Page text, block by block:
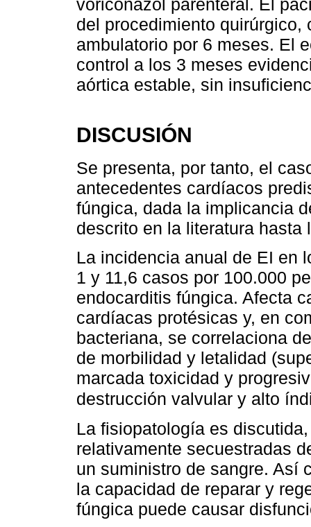
voriconazol parenteral. El
del procedimiento
ambulatorio por 6 meses. El
control a los 3 meses
aórtica estable, sin
DISCUSIÓN
Se presenta, por tanto, el
antecedentes cardíacos
fúngica, dada la implicancia
descrito en la literatura hasta
La incidencia anual de EI en
1 y 11,6 casos por 100.000
endocarditis fúngica. Afecta
cardíacas protésicas y, en
bacteriana, se correlaciona
de morbilidad y letalidad
marcada toxicidad y
destrucción valvular y alto
La fisiopatología es
relativamente secuestradas
un suministro de sangre. Así
la capacidad de reparar y
fúngica puede causar